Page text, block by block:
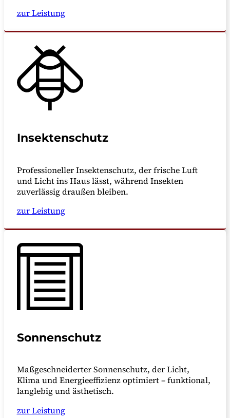
zur Leistung
Insektenschutz
Professioneller Insektenschutz, der frische Luft
und Licht ins Haus lässt, während Insekten
zuverlässig draußen bleiben.
zur Leistung
Sonnenschutz
Maßgeschneiderter Sonnenschutz, der Licht,
Klima und Energieeffizienz optimiert – funktional,
langlebig und ästhetisch.
zur Leistung